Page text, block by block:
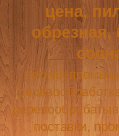
цена,
лесная
поставки,